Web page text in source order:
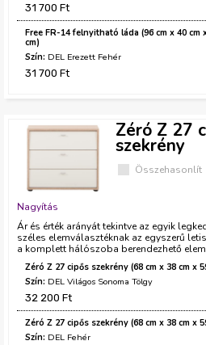
31 700 Ft
Free FR-14 felnyitható láda (96 cm x 40 cm
cm)
DEL Erezett Fehér
31 700 Ft
Nagyítás
Zéró Z 27
szekrény
Összehasonlít
Ár és érték arányát tekintve az egyik
széles elemválasztéknak az egyszerű
a komplett hálószoba berendezhető
Zéró Z 27 cipős szekrény (68 cm x 38 cm x
DEL Világos Sonoma Tölgy
32 200 Ft
Zéró Z 27 cipős szekrény (68 cm x 38 cm x
DEL Fehér